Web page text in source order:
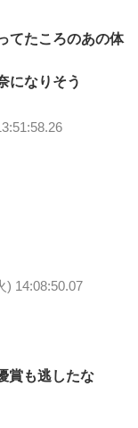
てたころのあの体
になりそう
) 14:08:50.07
賞も逃したな